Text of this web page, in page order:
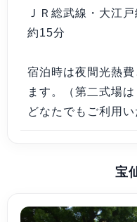
ＪＲ総武線・大江
約15分
宿泊時は夜間光熱
ます。（第二式場は
どなたでもご利用い
宝